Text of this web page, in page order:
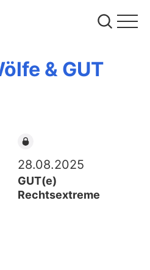
& GUT
28.08.2025
GUT(e)
Rechtsextreme